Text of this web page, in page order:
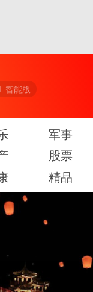
智能版
军事
股票
精品